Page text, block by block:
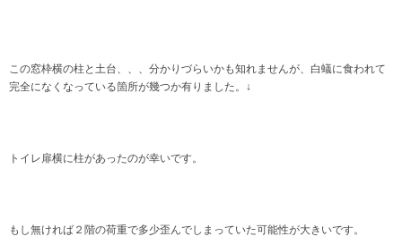
この窓枠横の柱と土台、、、分かりづらいかも知れませんが、白蟻に食われて
完全になくなっている箇所が幾つか有りました。↓
トイレ扉横に柱があったのが幸いです。
もし無ければ２階の荷重で多少歪んでしまっていた可能性が大きいです。